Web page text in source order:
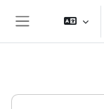
Ir para o conteúdo